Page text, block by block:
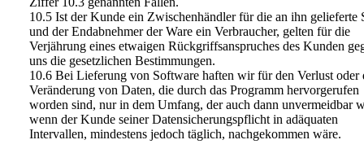
10.5 Ist der Kunde ein Zwischenhändler für die an ihn gelieferte
und der Endabnehmer der Ware ein Verbraucher, gelten für die
Verjährung eines etwaigen Rückgriffsanspruches des Kunden
uns die gesetzlichen Bestimmungen.
10.6 Bei Lieferung von Software haften wir für den Verlust oder
Veränderung von Daten, die durch das Programm hervorgerufen
worden sind, nur in dem Umfang, der auch dann unvermeidbar
wenn der Kunde seiner Datensicherungspflicht in adäquaten
Intervallen, mindestens jedoch täglich, nachgekommen wäre.